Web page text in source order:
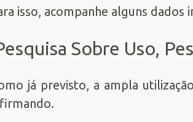
isso, acompanhe alguns dados
Sobre Uso,
já previsto, a ampla